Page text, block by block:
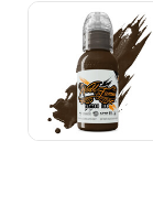
Количество